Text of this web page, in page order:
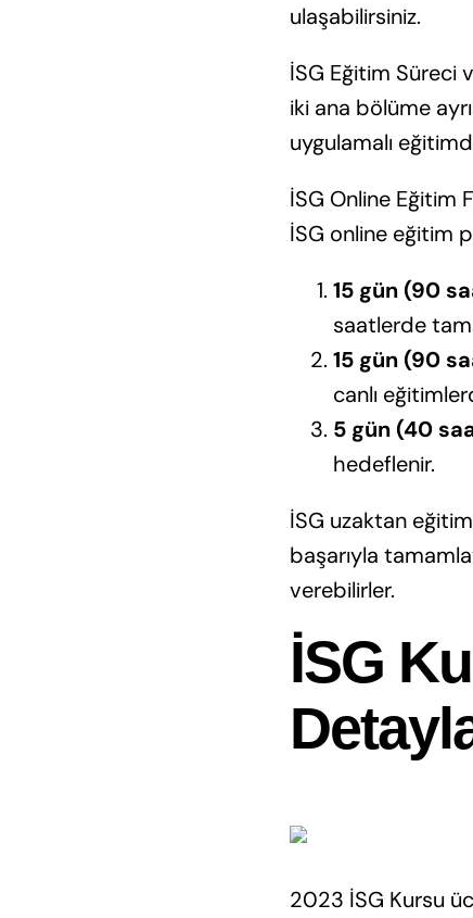
ulaşabilirsiniz.
İSG Eğitim Süreci
iki ana bölüme
uygulamalı
İSG Online Eğitim
İSG online eğitim
15 gün (90
saatlerde
15 gün (90
canlı
5 gün (40
hedeflenir.
İSG uzaktan
başarıyla
verebilirler.
İSG
2023 İSG Kursu